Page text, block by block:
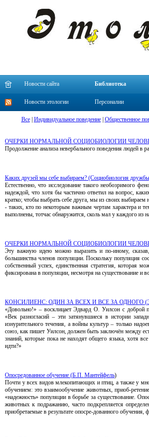
Новости сайта Библиотека
Новости этологии Персоналии
Все| Индивидуальное поведение| Общественное
ОЧЕРКИ НОРМАЛЬНОЙ СОЦИОБИОЛОГИИ
Продолжение анализа невербального поведения людей в
Каких друзей мы себе выбираем? (Социобиология
Естественно, что исследование такого необозримого
надеждой, что хотя бы частично ответил на вопрос,
кратко; чтобы выбрать себе друга, мы из своих
- таких, кто по некоторым важным чертам характера и
выполнены, тотчас обнаружится, сколь мал у каждого из
ОЧЕРКИ НОРМАЛЬНОЙ СОЦИОБИОЛОГИИ
Эту важную идею можно выразить и по-иному, сказав,
большинства членов популяции. Поскольку популяция
собственный успех, единственная стратегия, которая
фиксирована в популяции, несмотря на существование и
КОНСИЛИЕНС: ОДИН ЗА ВСЕХ И ВСЕ ЗА ОДНОГО (
«Довольно!» – восклицает Эдвард О. Уилсон с доброй
«Век разногласий – эти затянувшиеся в истории
изнурительного течения, а войны культур – только
союз, как пишет Уилсон, должен быть заключён между
знаний, которые пока не находят общего языка, хотя
идти?»
Опосредованное обучение (Б.П. Мантейфель)
Почти у всех видов млекопитающих и птиц, а также у
обучением: это взаимообучение животных, приоб-
«надежность» популяции в борьбе за существование.
животных к подражанию, часто подкрепляется
приобретаемые в результате опосре-дованного